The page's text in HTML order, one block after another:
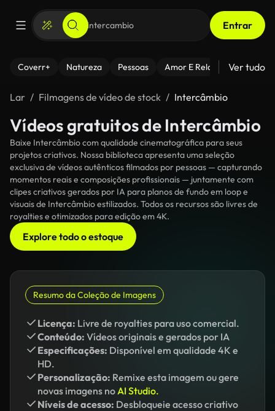
Entrar
Coverr+ Natureza Pessoas Amor E Relacionamentos
Ver tudo
Lar Filmagens de vídeo de stock Intercâmbio
Vídeos gratuitos de Intercâmbio
Baixe Intercâmbio com qualidade cinematográfica para seus
projetos criativos. Nossa biblioteca apresenta uma seleção
exclusiva de vídeos autênticos filmados por pessoas — capturando
momentos reais e composições profissionais — juntamente com
clipes criativos gerados por IA para planos de fundo em loop e
visuais de Intercâmbio estilizados. Todos os recursos são livres de
royalties e otimizados para edição em 4K.
Explore todo o estoque
Resumo da Coleção de Imagens
Licença: Livre de royalties para uso comercial.
Conteúdo: Vídeos originais e gerados por IA
Especificações: Disponível em qualidade 4K e
HD.
Personalização: Remixe esta imagem ou gere
novas imagens noAI Studio.
Níveis de acesso: Desbloqueie acesso criativo